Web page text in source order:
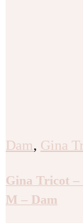
Dam, Gina
Gina Tricot –
M – Dam